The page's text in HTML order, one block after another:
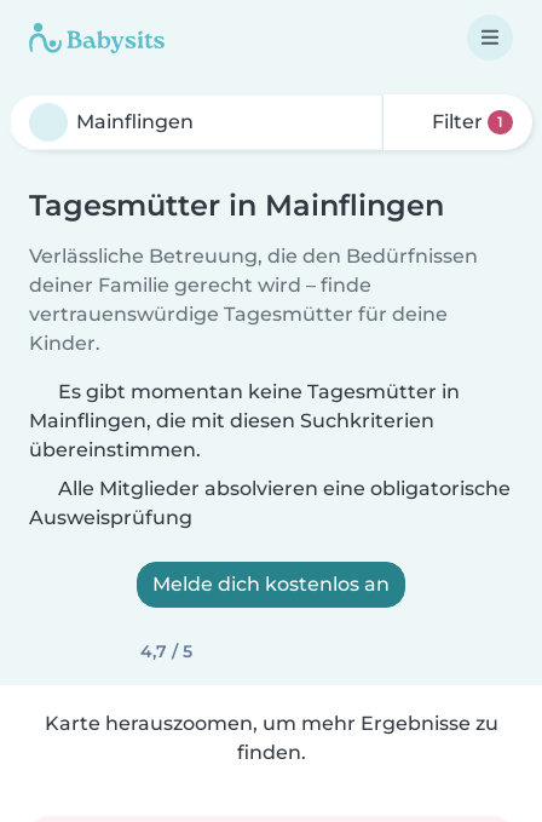
Filter 1
Tagesmütter in Mainflingen
Verlässliche Betreuung, die den Bedürfnissen
deiner Familie gerecht wird – finde
vertrauenswürdige Tagesmütter für deine
Kinder.
Es gibt momentan keine Tagesmütter in
Mainflingen, die mit diesen Suchkriterien
übereinstimmen.
Alle Mitglieder absolvieren eine obligatorische
Ausweisprüfung
Melde dich kostenlos an
4,7 / 5
Karte herauszoomen, um mehr Ergebnisse zu
finden.